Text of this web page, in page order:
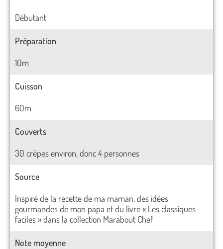
Débutant
Préparation
10m
Cuisson
60m
Couverts
30 crêpes environ, donc 4 personnes
Source
Inspiré de la recette de ma maman, des idées
gourmandes de mon papa et du livre « Les classiques
faciles » dans la collection Marabout Chef
Note moyenne